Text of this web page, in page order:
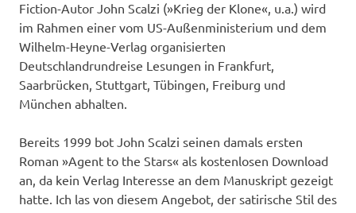
Fiction-Autor John Scalzi (»Krieg der Klone«, u.a.) wird
im Rahmen einer vom US-Außenministerium und dem
Wilhelm-Heyne-Verlag organisierten
Deutschlandrundreise Lesungen in Frankfurt,
Saarbrücken, Stuttgart, Tübingen, Freiburg und
München abhalten.
Bereits 1999 bot John Scalzi seinen damals ersten
Roman »Agent to the Stars« als kostenlosen Download
an, da kein Verlag Interesse an dem Manuskript gezeigt
hatte. Ich las von diesem Angebot, der satirische Stil des